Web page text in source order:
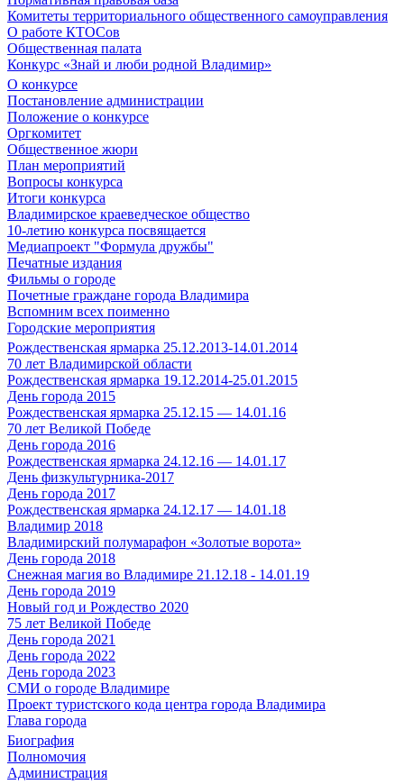
Комитеты территориального общественного самоуправления
О работе КТОСов
Общественная палата
Конкурс «Знай и люби родной Владимир»
О конкурсе
Постановление администрации
Положение о конкурсе
Оргкомитет
Общественное жюри
План мероприятий
Вопросы конкурса
Итоги конкурса
Владимирское краеведческое общество
10-летию конкурса посвящается
Медиапроект "Формула дружбы"
Печатные издания
Фильмы о городе
Почетные граждане города Владимира
Вспомним всех поименно
Городские мероприятия
Рождественская ярмарка 25.12.2013-14.01.2014
70 лет Владимирской области
Рождественская ярмарка 19.12.2014-25.01.2015
День города 2015
Рождественская ярмарка 25.12.15 — 14.01.16
70 лет Великой Победе
День города 2016
Рождественская ярмарка 24.12.16 — 14.01.17
День физкультурника-2017
День города 2017
Рождественская ярмарка 24.12.17 — 14.01.18
Владимир 2018
Владимирский полумарафон «Золотые ворота»
День города 2018
Снежная магия во Владимире 21.12.18 - 14.01.19
День города 2019
Новый год и Рождество 2020
75 лет Великой Победе
День города 2021
День города 2022
День города 2023
СМИ о городе Владимире
Проект туристского кода центра города Владимира
Глава города
Биография
Полномочия
Администрация